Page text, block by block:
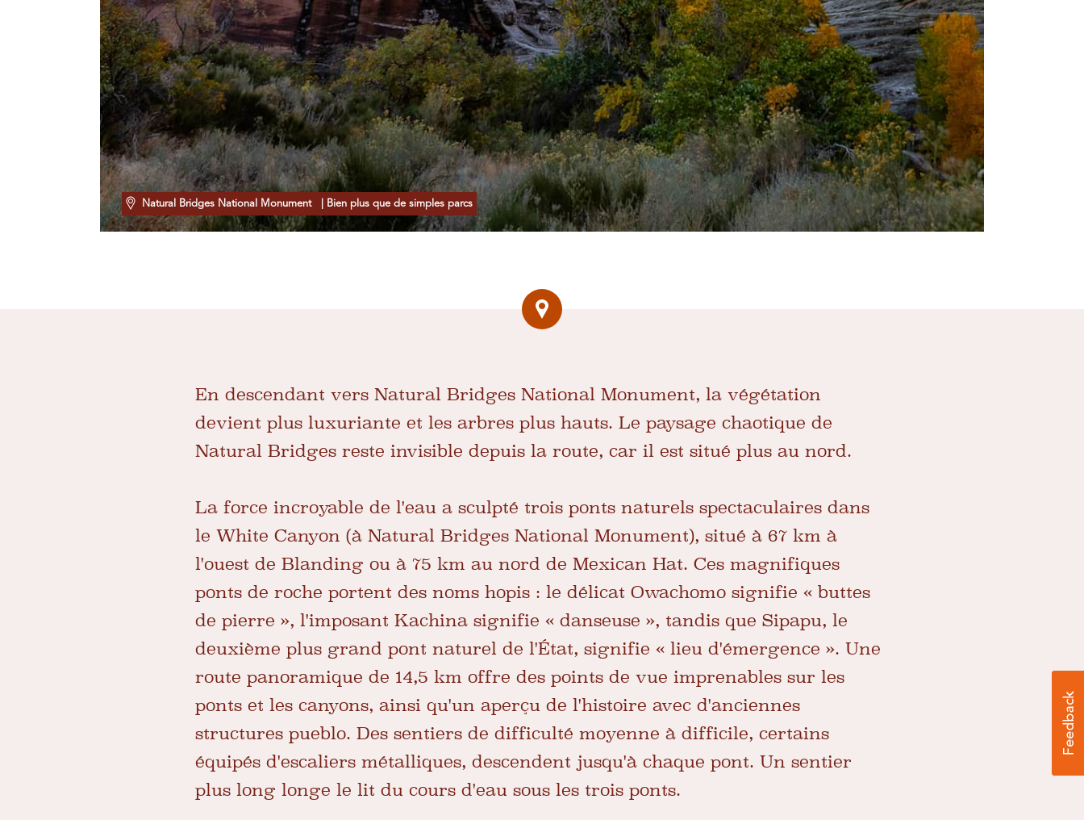
Natural Bridges National Monument | Bien plus que de simples parcs
En descendant vers Natural Bridges National Monument, la végétation
devient plus luxuriante et les arbres plus hauts. Le paysage chaotique de
Natural Bridges reste invisible depuis la route, car il est situé plus au nord.
La force incroyable de l'eau a sculpté trois ponts naturels spectaculaires dans
le White Canyon (à Natural Bridges National Monument), situé à 67 km à
l'ouest de Blanding ou à 75 km au nord de Mexican Hat. Ces magnifiques
ponts de roche portent des noms hopis : le délicat Owachomo signifie « buttes
de pierre », l'imposant Kachina signifie « danseuse », tandis que Sipapu, le
deuxième plus grand pont naturel de l'État, signifie « lieu d'émergence ». Une
route panoramique de 14,5 km offre des points de vue imprenables sur les
ponts et les canyons, ainsi qu'un aperçu de l'histoire avec d'anciennes
structures pueblo. Des sentiers de difficulté moyenne à difficile, certains
équipés d'escaliers métalliques, descendent jusqu'à chaque pont. Un sentier
plus long longe le lit du cours d'eau sous les trois ponts.